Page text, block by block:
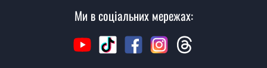
Ви робите установку дверних
Ми в соціальних мережах: